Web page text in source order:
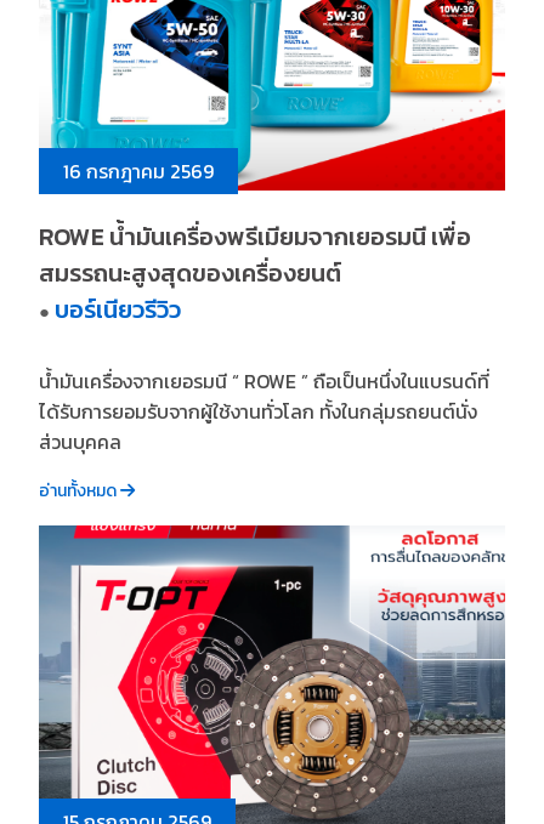
16 กรกฎาคม 2569
ROWE น้ำมันเครื่องพรีเมียมจากเยอรมนี เพื่อ
สมรรถนะสูงสุดของเครื่องยนต์
● บอร์เนียวรีวิว
น้ำมันเครื่องจากเยอรมนี “ ROWE ” ถือเป็นหนึ่งในแบรนด์ที่
ได้รับการยอมรับจากผู้ใช้งานทั่วโลก ทั้งในกลุ่มรถยนต์นั่ง
ส่วนบุคคล
อ่านทั้งหมด